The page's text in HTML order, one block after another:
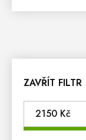
ZAVŘÍT FILTR
2150 Kč